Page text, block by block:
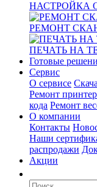
НАСТРОЙКА
РЕМОНТ
ПЕЧАТЬ НА
Готовые
Сервис
О сервисе
Ремонт
кода Ремонт
О компании
Контакты
Наши
распродажи
Акции